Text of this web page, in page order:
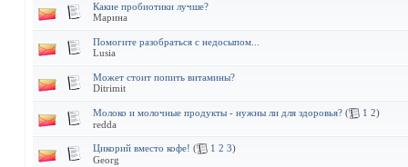
Какие пробиотики лучше?
Марина
Помогите разобраться с недосыпом...
Lusia
Может стоит попить витамины?
Ditrimit
Молоко и молочные продукты - нужны ли для здоровья? ( 1 2)
redda
Цикорий вместо кофе! ( 1 2 3)
Georg